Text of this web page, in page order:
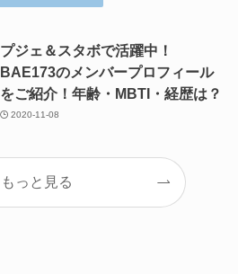
プジェ＆スタボで活躍中！
BAE173のメンバープロフィール
をご紹介！年齢・MBTI・経歴は？
2020-11-08
もっと見る